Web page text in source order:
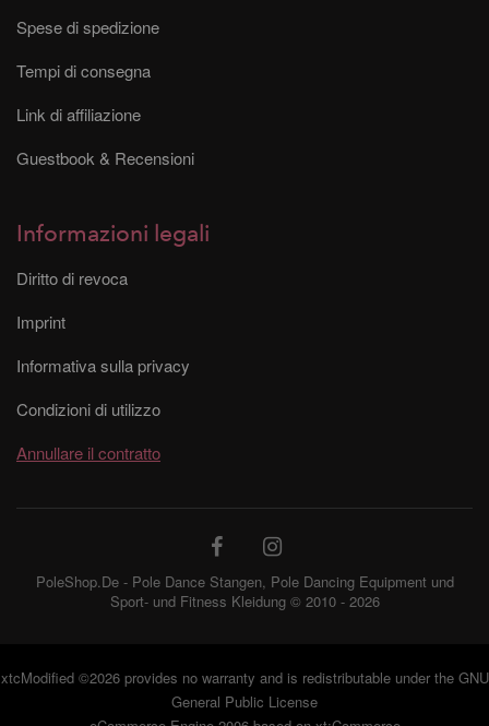
Spese di spedizione
Tempi di consegna
Link di affiliazione
Guestbook & Recensioni
Informazioni legali
Diritto di revoca
Imprint
Informativa sulla privacy
Condizioni di utilizzo
Annullare il contratto
PoleShop.De - Pole Dance Stangen, Pole Dancing Equipment und
Sport- und Fitness Kleidung © 2010 - 2026
xtcModified©2026 provides no warranty and is redistributable under the GNU
General Public License